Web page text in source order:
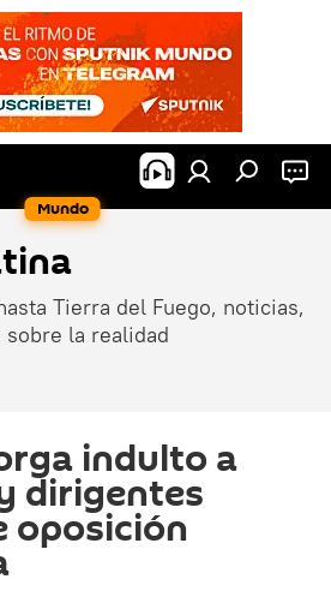
Mundo
Tierra del Fuego, noticias,
la realidad
indulto a
dirigentes
oposición